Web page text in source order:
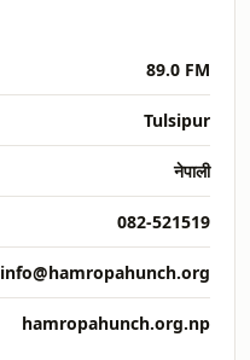
89.0 FM
Tulsipur
नेपाली
082-521519
info@hamropahunch.org
hamropahunch.org.np